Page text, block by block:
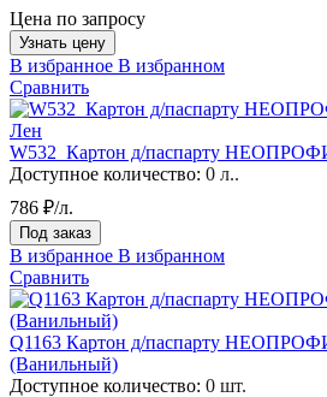
Цена по запросу
Узнать цену
В избранное В избранном
Сравнить
W532_Картон д/паспарту
Доступное количество: 0 л..
786 ₽/л.
Под заказ
В избранное В избранном
Сравнить
Q1163 Картон д/паспарту
(Ванильный)
Доступное количество: 0 шт.